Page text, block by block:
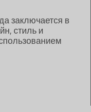
заключается в
стиль и